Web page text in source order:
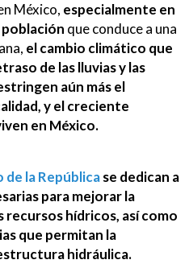
México, especialmente en
que conduce a una
el cambio climático que
de las lluvias y las
aún más el
y el creciente
en México.
de la Repúblicase dedican a
para mejorar la
hídricos, así como
que permitan la
hidráulica.